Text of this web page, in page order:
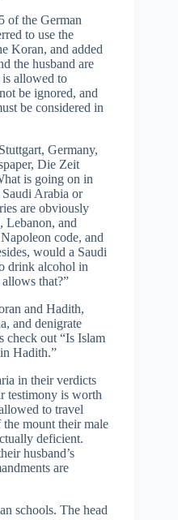
of the German
to use the
Koran, and added
the husband are
allowed to
be ignored, and
be considered in
Germany,
Die Zeit
is going on in
Arabia or
are obviously
Lebanon, and
code, and
would a Saudi
drink alcohol in
that?”
and Hadith,
and denigrate
check out “Is Islam
Hadith.”
in their verdicts
testimony is worth
to travel
mount their male
deficient.
husband’s
are
schools. The head